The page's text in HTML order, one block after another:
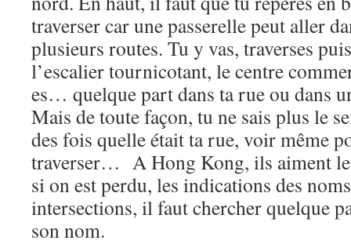
traverser car une passerelle peut aller
plusieurs routes. Tu y vas, traverses
l’escalier tournicotant, le centre
es… quelque part dans ta rue ou dans
Mais de toute façon, tu ne sais plus le
des fois quelle était ta rue, voir même
traverser… A Hong Kong, ils aiment
si on est perdu, les indications des
intersections, il faut chercher quelque
son nom.